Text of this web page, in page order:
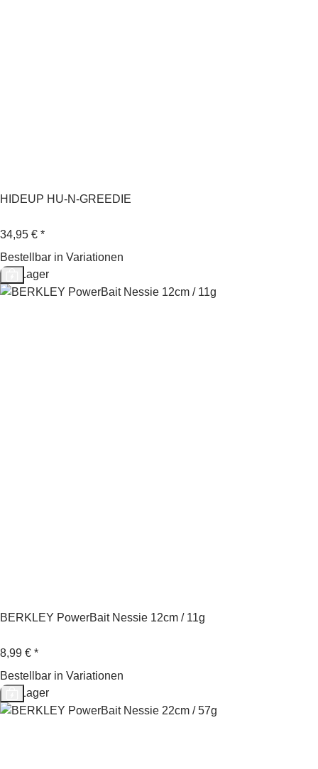
HIDEUP HU-N-GREEDIE
34,95 € *
Bestellbar in Variationen
Auf Lager
BERKLEY PowerBait Nessie 12cm / 11g
8,99 € *
Bestellbar in Variationen
Auf Lager